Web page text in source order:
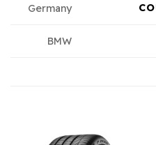
Germany
BMW